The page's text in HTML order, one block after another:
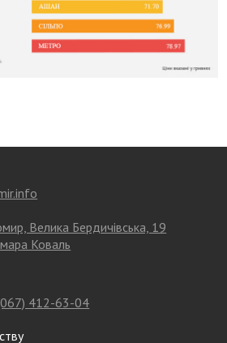
Велика Бердичівська, 19
Коваль
412-63-04